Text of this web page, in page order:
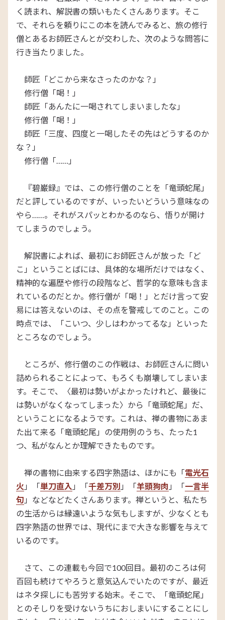
く読まれ、解説書の類いもたくさんあります。そこ
で、それらを頼りにこの本を読んでみると、旅の修行
僧とあるお師匠さんとが交わした、次のような問答に
行き当たりました。
師匠「どこから来なさったのかな？」
修行僧「喝！」
師匠「あんたに一喝されてしまいましたな」
修行僧「喝！」
師匠「三度、四度と一喝したその先はどうするのか
な？」
修行僧「……」
『碧巌録』では、この修行僧のことを「竜頭蛇尾」
だと評しているのですが、いったいどういう意味なの
やら……。それがスパッとわかるのなら、悟りが開け
てしまうのでしょう。
解説書によれば、最初にお師匠さんが放った「ど
こ」ということばには、具体的な場所だけではなく、
精神的な遍歴や修行の段階など、哲学的な意味も含ま
れているのだとか。修行僧が「喝！」とだけ言って安
易には答えないのは、その点を警戒してのこと。この
時点では、「こいつ、少しはわかってるな」といった
ところなのでしょう。
ところが、修行僧のこの作戦は、お師匠さんに問い
詰められることによって、もろくも崩壊してしまいま
す。そこで、〈最初は勢いがよかったけれど、最後に
は勢いがなくなってしまった〉から「竜頭蛇尾」だ、
ということになるようです。これは、禅の書物にあま
た出て来る「竜頭蛇尾」の使用例のうち、たった1
つ、私がなんとか理解できたものです。
禅の書物に由来する四字熟語は、ほかにも「電光石
火 」「単刀直入 」「千差万別 」「羊頭狗肉 」「一言半
句 」などなどたくさんあります。禅というと、私たち
の生活からは縁遠いような気もしますが、少なくとも
四字熟語の世界では、現代にまで大きな影響を与えて
いるのです。
さて、この連載も今回で100回目。最初のころは何
百回も続けてやろうと意気込んでいたのですが、最近
はネタ探しにも苦労する始末。そこで、「竜頭蛇尾」
とのそしりを受けないうちにおしまいにすることにし